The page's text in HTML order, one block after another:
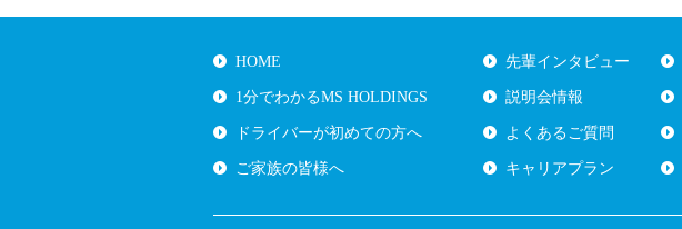
HOME
1分でわかるMS HOLDINGS
ドライバーが初めての方へ
ご家族の皆様へ
先輩インタビュー
説明会情報
よくあるご質問
キャリアプラン